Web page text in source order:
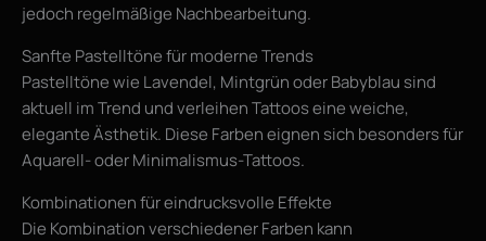
jedoch regelmäßige Nachbearbeitung.
Sanfte Pastelltöne für moderne Trends
Pastelltöne wie Lavendel, Mintgrün oder Babyblau sind
aktuell im Trend und verleihen Tattoos eine weiche,
elegante Ästhetik. Diese Farben eignen sich besonders für
Aquarell- oder Minimalismus-Tattoos.
Kombinationen für eindrucksvolle Effekte
Die Kombination verschiedener Farben kann